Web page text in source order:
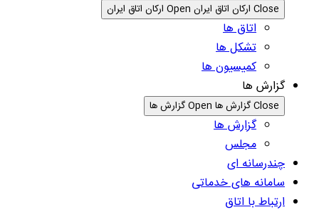
Close ارکان اتاق ایران Open ارکان اتاق ایران
اتاق ها
تشکل ها
کمیسیون ها
گزارش ها
Close گزارش ها Open گزارش ها
گزارش ها
مجلس
چندرسانه ای
سامانه های خدماتی
ارتباط با اتاق